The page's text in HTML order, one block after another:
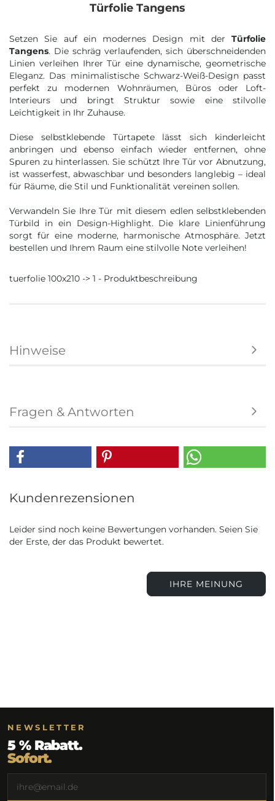
Türfolie Tangens
Setzen Sie auf ein modernes Design mit der Türfolie
Tangens. Die schräg verlaufenden, sich überschneidenden
Linien verleihen Ihrer Tür eine dynamische, geometrische
Eleganz. Das minimalistische Schwarz-Weiß-Design passt
perfekt zu modernen Wohnräumen, Büros oder Loft-
Interieurs und bringt Struktur sowie eine stilvolle
Leichtigkeit in Ihr Zuhause.
Diese selbstklebende Türtapete lässt sich kinderleicht
anbringen und ebenso einfach wieder entfernen, ohne
Spuren zu hinterlassen. Sie schützt Ihre Tür vor Abnutzung,
ist wasserfest, abwaschbar und besonders langlebig – ideal
für Räume, die Stil und Funktionalität vereinen sollen.
Verwandeln Sie Ihre Tür mit diesem edlen selbstklebenden
Türbild in ein Design-Highlight. Die klare Linienführung
sorgt für eine moderne, harmonische Atmosphäre. Jetzt
bestellen und Ihrem Raum eine stilvolle Note verleihen!
tuerfolie 100x210 -> 1 - Produktbeschreibung
Hinweise
Fragen & Antworten
Kundenrezensionen
Leider sind noch keine Bewertungen vorhanden. Seien Sie
der Erste, der das Produkt bewertet.
IHRE MEINUNG
NEWSLETTER
5 % Rabatt.
Sofort.